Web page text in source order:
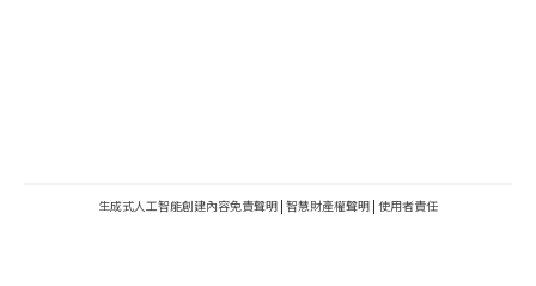
生成式人工智能創建內容免責聲明 | 智慧財產權聲明 | 使用者責任